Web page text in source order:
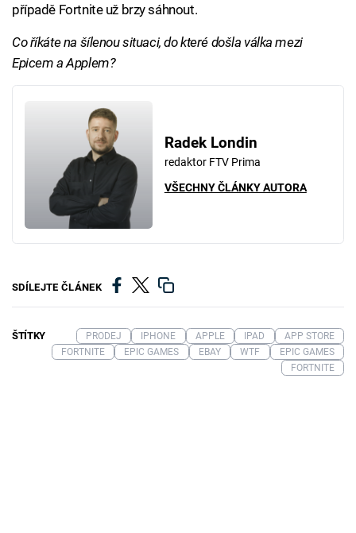
případě Fortnite už brzy sáhnout.
Co říkáte na šílenou situaci, do které došla válka mezi
Epicem a Applem?
Radek Londin
redaktor FTV Prima
VŠECHNY ČLÁNKY AUTORA
SDÍLEJTE ČLÁNEK
ŠTÍTKY PRODEJ IPHONE APPLE IPAD
APP STORE
FORTNITE
EPIC GAMES EBAY WTF
EPIC GAMES
FORTNITE